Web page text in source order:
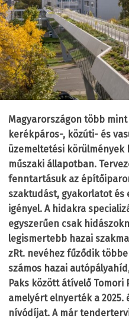
Magyarországon több
kerékpáros-, közúti- és
üzemeltetési körülmények
műszaki állapotban.
fenntartásuk az
szaktudást, gyakorlatot és
igényel. A hidakra
egyszerűen csak
legismertebb hazai
zRt. nevéhez fűződik
számos hazai
Paks között átívelő Tomori
amelyért elnyerték a 2025.
nívódíjat. A már